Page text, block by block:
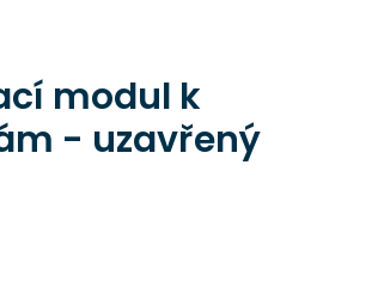
modul k
- uzavřený